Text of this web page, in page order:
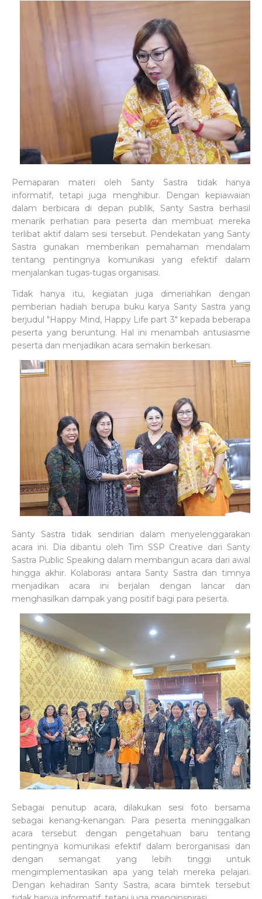
Pemaparan materi oleh Santy Sastra tidak hanya
informatif, tetapi juga menghibur. Dengan kepiawaian
dalam berbicara di depan publik, Santy Sastra berhasil
menarik perhatian para peserta dan membuat mereka
terlibat aktif dalam sesi tersebut. Pendekatan yang Santy
Sastra gunakan memberikan pemahaman mendalam
tentang pentingnya komunikasi yang efektif dalam
menjalankan tugas-tugas organisasi.
Tidak hanya itu, kegiatan juga dimeriahkan dengan
pemberian hadiah berupa buku karya Santy Sastra yang
berjudul "Happy Mind, Happy Life part 3" kepada beberapa
peserta yang beruntung. Hal ini menambah antusiasme
peserta dan menjadikan acara semakin berkesan.
Santy Sastra tidak sendirian dalam menyelenggarakan
acara ini. Dia dibantu oleh Tim SSP Creative dari Santy
Sastra Public Speaking dalam membangun acara dari awal
hingga akhir. Kolaborasi antara Santy Sastra dan timnya
menjadikan acara ini berjalan dengan lancar dan
menghasilkan dampak yang positif bagi para peserta.
Sebagai penutup acara, dilakukan sesi foto bersama
sebagai kenang-kenangan. Para peserta meninggalkan
acara tersebut dengan pengetahuan baru tentang
pentingnya komunikasi efektif dalam berorganisasi dan
dengan semangat yang lebih tinggi untuk
mengimplementasikan apa yang telah mereka pelajari.
Dengan kehadiran Santy Sastra, acara bimtek tersebut